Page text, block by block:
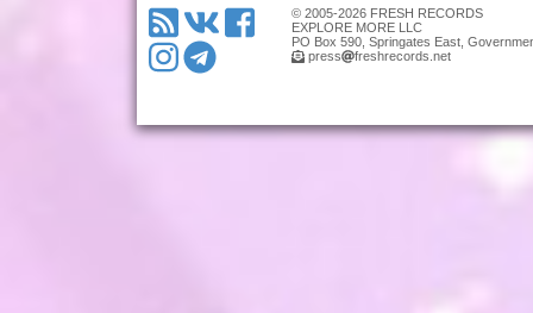
© 2005-2026 FRESH RECORDS
EXPLORE MORE LLC
PO Box 590, Springates East,
press
freshrecords.net